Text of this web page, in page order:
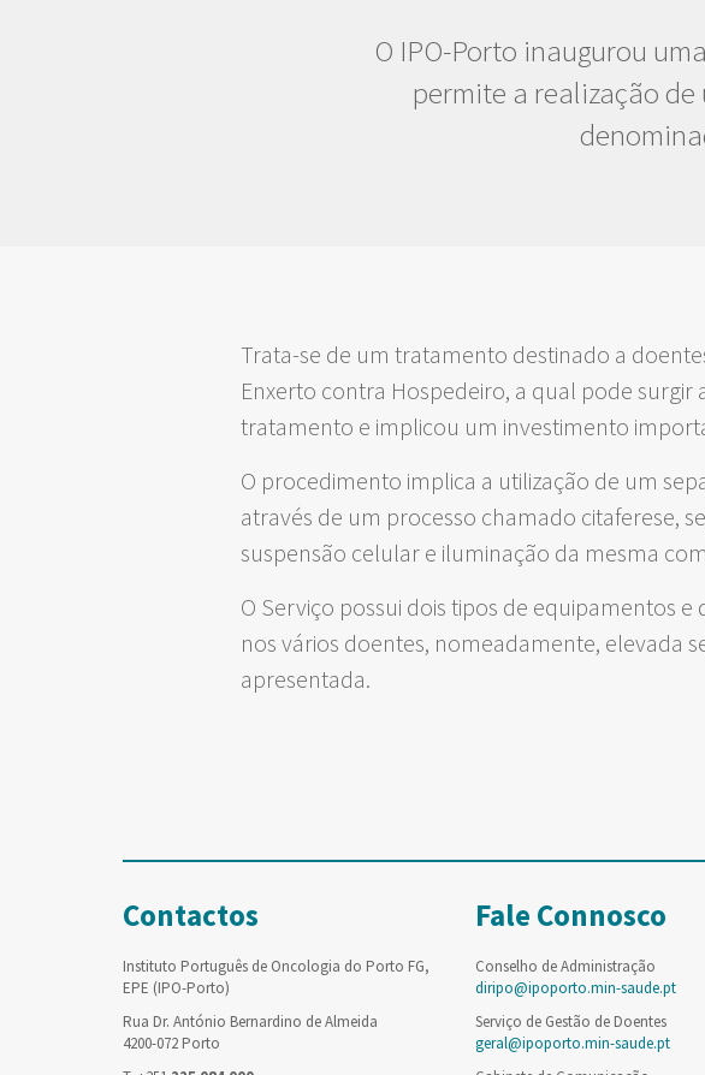
O IPO-Porto inaugurou
permite a realização
Trata-se de um tratamento destinado a
Enxerto contra Hospedeiro, a qual pode
tratamento e implicou um investimento
O procedimento implica a utilização de um
através de um processo chamado citaferese,
suspensão celular e iluminação da mesma
O Serviço possui dois tipos de equipamentos
nos vários doentes, nomeadamente, elevada
apresentada.
Contactos
Instituto Português de Oncologia do Porto FG,
EPE (IPO-Porto)
Rua Dr. António Bernardino de Almeida
4200-072 Porto
Fale Connosco
Conselho de Administração
diripo@ipoporto.min-saude.pt
Serviço de Gestão de Doentes
geral@ipoporto.min-saude.pt